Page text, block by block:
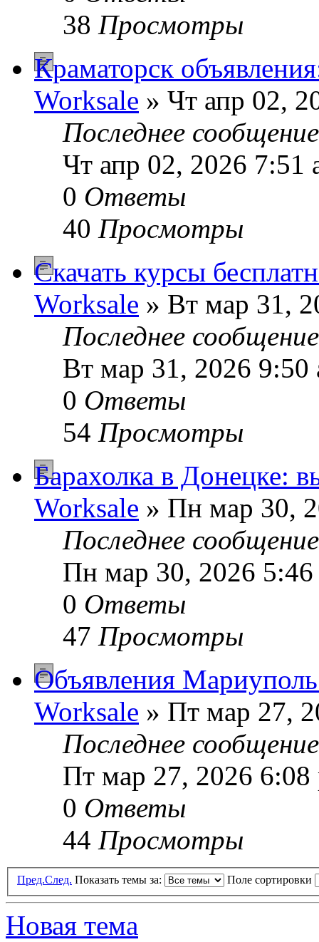
38 Просмотры
Краматорск
Worksale » Чт апр 02,
Последнее
Чт апр 02, 2026 7:51
0 Ответы
40 Просмотры
Скачать курсы
Worksale » Вт мар 31,
Последнее
Вт мар 31, 2026 9:50
0 Ответы
54 Просмотры
Барахолка в Донецке:
Worksale » Пн мар 30,
Последнее
Пн мар 30, 2026 5:46
0 Ответы
47 Просмотры
Объявления
Worksale » Пт мар 27,
Последнее
Пт мар 27, 2026 6:08
0 Ответы
44 Просмотры
Пред.След. Показать темы за: Поле сортировки
Новая тема